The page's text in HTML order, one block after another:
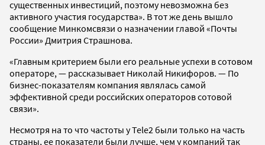
существенных инвестиций, поэтому невозможна без
активного участия государства». В тот же день вышло
сообщение Минкомсвязи о назначении главой «Почты
России» Дмитрия Страшнова.
«Главным критерием были его реальные успехи в сотовом
операторе, — рассказывает Николай Никифоров. — По
бизнес-показателям компания являлась самой
эффективной среди российских операторов сотовой
связи».
Несмотря на то что частоты у Tele2 были только на часть
страны, ее показатели были лучше, чем у компаний так